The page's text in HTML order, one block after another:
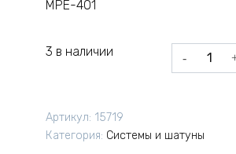
MPE-401
3 в наличии
Количество
товара
401
Артикул: 15719
Категория: Системы и шатуны